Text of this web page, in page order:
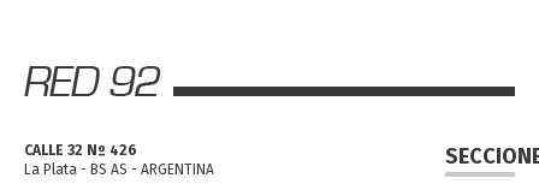
CALLE 32 Nº 426
La Plata - BS AS - ARGENTINA